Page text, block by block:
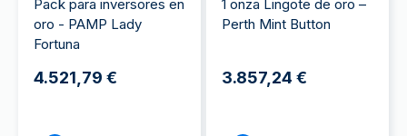
Pack para inversores en
oro - PAMP Lady
Fortuna
4.521,79 €
1 onza Lingote de oro –
Perth Mint Button
3.857,24 €